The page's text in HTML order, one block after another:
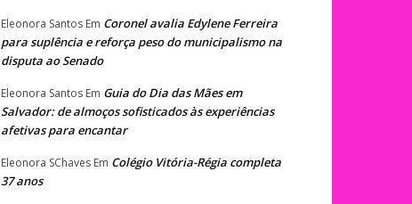
Eleonora Santos Em Coronel avalia Edylene Ferreira
para suplência e reforça peso do municipalismo na
disputa ao Senado
Eleonora Santos Em Guia do Dia das Mães em
Salvador: de almoços sofisticados às experiências
afetivas para encantar
Eleonora SChaves Em Colégio Vitória-Régia completa
37 anos